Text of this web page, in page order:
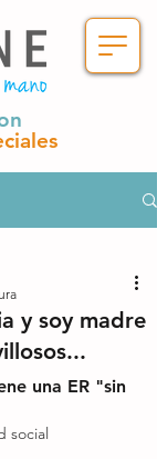
social
y soy madre
una ER "sin